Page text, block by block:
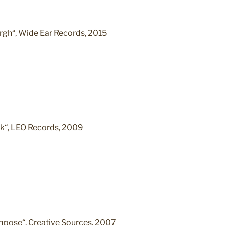
Wide Ear Records, 2015
LEO Records, 2009
Creative Sources, 2007